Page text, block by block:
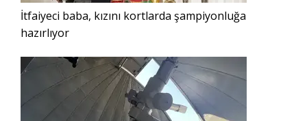
İtfaiyeci baba, kızını kortlarda şampiyonluğa
hazırlıyor